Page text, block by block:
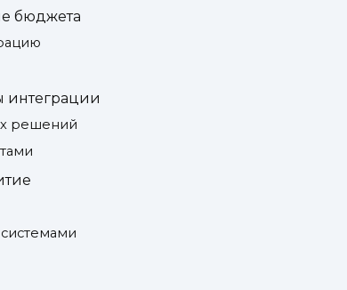
бюджета
интеграции
решений